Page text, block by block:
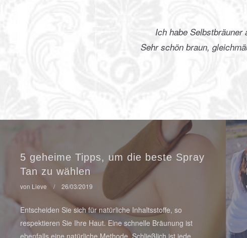
Ich habe Selbstbräuner aller Marken und Preisklassen
Sehr schön braun, gleichmäßige Farbe, die schön für eine
5 geheime Tipps, um die beste Spray
Tan zu wählen
von Lieve / 26/03/2019
Entscheiden Sie sich für natürliche Inhaltsstoffe, so
respektieren Sie Ihre Haut. Eine schnelle Bräunung ist
ebenfalls eine natürliche Methode. Schließlich ist jede